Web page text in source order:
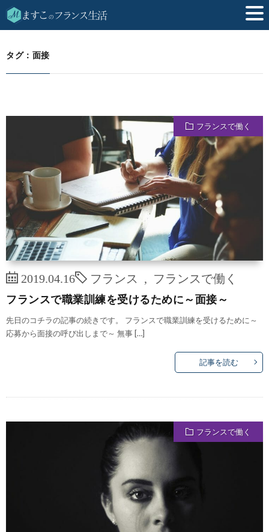
HOME 面接
タグ：面接
フランスで働く
2019.04.16 フランス フランスで働く
フランスで職業訓練を受けるために～面接～
先日のコチラの記事の続きです。 フランスで職業訓練を受けるために～
応募から面接の呼び出しまで～ 無事 […]
記事を読む
フランスで働く